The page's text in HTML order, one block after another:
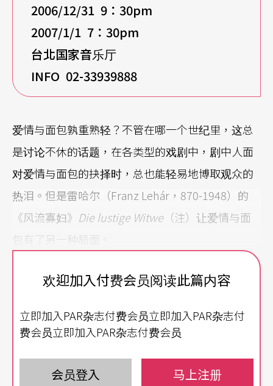
2006/12/31 9 ：30pm
2007/1/1 7 ：30pm
台北国家音乐厅
INFO 02-33939888
爱情与面包孰重熟轻？不管在哪一个世纪里，这总
是讨论不休的话题，在各类型的戏剧中，剧中人面
对爱情与面包的抉择时，总也能轻易地博取观众的
热泪。但是雷哈尔（Franz Lehár，870-1948）的
《风流寡妇》 Die lustige Witwe（注）让爱情与面
包有了另一种局面。
雷哈尔靠《风流寡妇》一炮而红
雷哈尔出生于当时尚属奥匈帝国的斯洛伐克地区，
幼年便展露出音乐天分，并接受音乐教育的启蒙，
布拉格音乐院跟随德弗札克（A. Dvorák）学习作
欢迎加入付费会员阅读此篇内容
立即加入PAR杂志付费会员立即加入PAR杂志付
费会员立即加入PAR杂志付费会员
会员登入 马上注册